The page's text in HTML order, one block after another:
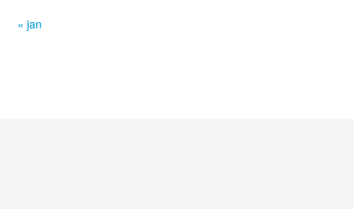
« jan